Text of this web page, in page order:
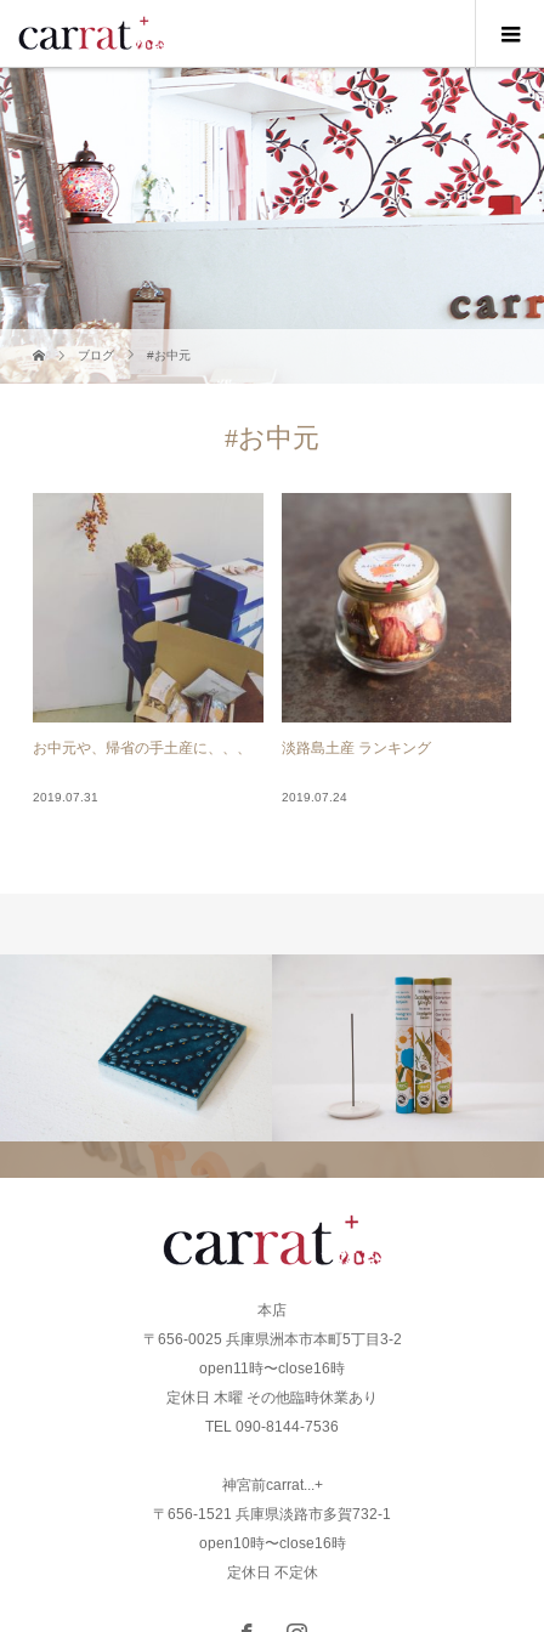
ブログ #お中元
#お中元
お中元や、帰省の手土産に、、、
2019.07.31
淡路島土産 ランキング
2019.07.24
本店
〒656-0025 兵庫県洲本市本町5丁目3-2
open11時〜close16時
定休日 木曜 その他臨時休業あり
TEL 090-8144-7536
神宮前carrat...+
〒656-1521 兵庫県淡路市多賀732-1
open10時〜close16時
定休日 不定休